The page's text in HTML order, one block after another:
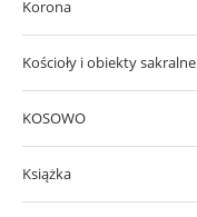
Korona
Kościoły i obiekty sakralne
KOSOWO
Książka